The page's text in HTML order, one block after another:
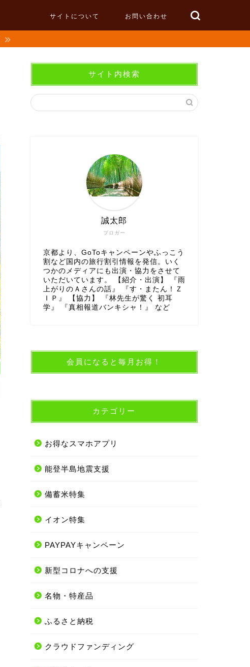
サイトについて お問い合わせ
サイト内検索
ブロガー
誠太郎
京都より、GoToキャンペーンやふっこう
割など国内の旅行割引情報を発信。いく
つかのメディアにも出演・協力をさせて
いただいています。 【紹介・出演】 『雨
上がりのＡさんの話』 『す・またん！Ｚ
ＩＰ』 【協力】 『林先生が驚く 初耳
学』 『真相報道バンキシャ！』 など
会員になると毎月お得！
カテゴリー
お得なスマホアプリ
能登半島地震支援
備蓄米特集
イオン特集
PAYPAYキャンペーン
新型コロナへの支援
名物・特産品
ふるさと納税
クラウドファンディング